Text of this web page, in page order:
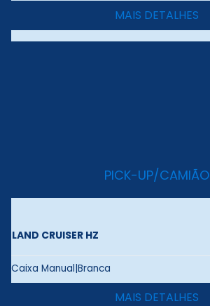
MAIS DETALHES
PICK-UP/CAMIÃO
LAND CRUISER HZ
Caixa Manual|Branca
MAIS DETALHES